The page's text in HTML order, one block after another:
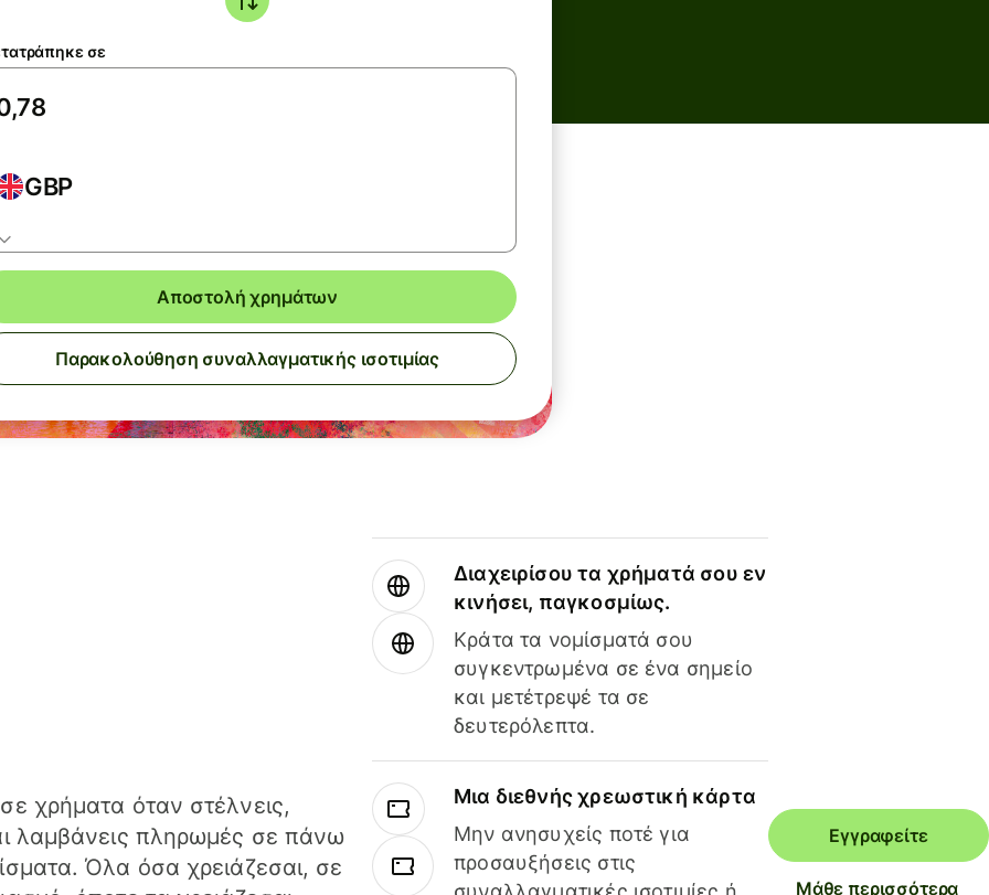
σε
GBP
Αποστολή χρημάτων
Παρακολούθηση συναλλαγματικής ισοτιμίας
χρήματα όταν στέλνεις,
λαμβάνεις πληρωμές σε πάνω
Όλα όσα χρειάζεσαι, σε
Διαχειρίσου τα χρήματά σου εν
κινήσει, παγκοσμίως.
Κράτα τα νομίσματά σου
συγκεντρωμένα σε ένα σημείο
και μετέτρεψέ τα σε
δευτερόλεπτα.
Μια διεθνής χρεωστική κάρτα
Μην ανησυχείς ποτέ για
προσαυξήσεις στις
Εγγραφείτε
Μάθε περισσότερα